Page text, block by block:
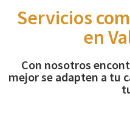
Servicios
en
Con nosotros
mejor se adapten a tu